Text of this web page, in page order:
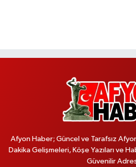
Afyon Haber; Güncel ve Tarafsız
Dakika Gelişmeleri, Köşe Yazıları ve
Güvenilir